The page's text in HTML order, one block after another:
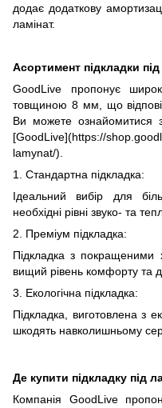
додає додаткову
ламінат.
Асортимент підкладки
GoodLive пропонує
товщиною 8 мм, що
Ви можете ознайомитися
[GoodLive](https://
lamynat/).
1. Стандартна підкладка:
Ідеальний вибір для
необхідні рівні звуко- та
2. Преміум підкладка:
Підкладка з покращеними
вищий рівень комфорту та
3. Екологічна підкладка:
Підкладка, виготовлена з
шкодять навколишньому
Де купити підкладку під
Компанія GoodLive